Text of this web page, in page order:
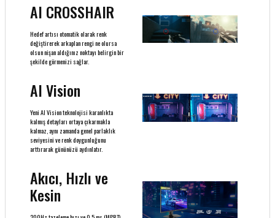
AI CROSSHAIR
Hedef artısı otomatik olarak renk
değiştirerek arkaplan rengi ne olursa
olsun nişan aldığınız noktayı belirgin bir
şekilde görmenizi sağlar.
AI Vision
Yeni AI Vision teknolojisi karanlıkta
kalmış detayları ortaya çıkarmakla
kalmaz, aynı zamanda genel parlaklık
seviyesini ve renk doygunluğunu
arttırarak gününüzü aydınlatır.
Akıcı, Hızlı ve
Kesin